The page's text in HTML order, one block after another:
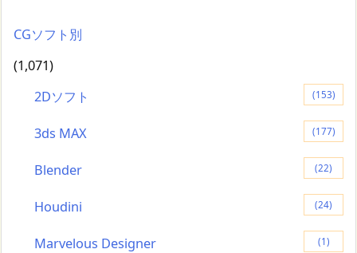
CGソフト別
(1,071)
2Dソフト
(153)
3ds MAX (177)
Blender (22)
Houdini (24)
Marvelous Designer (1)